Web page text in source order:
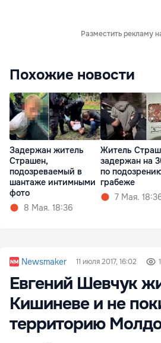
Разместить рекламу
Похожие новости
Задержан житель
Страшен,
подозреваемый в
шантаже интимными
фото
8 Мая. 18:36
Житель
задержан на
по
грабеже
7 Мая.
Newsmaker 11 июля 2017, 16:02
Евгений Шевчук
Кишиневе и не
территорию